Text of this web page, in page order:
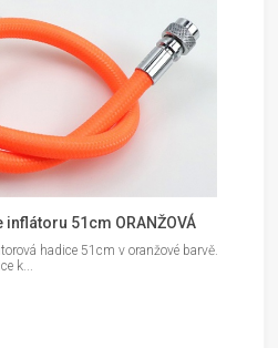
inflátoru 51cm ORANŽOVÁ
hadice 51cm v oranžové barvě.
k...